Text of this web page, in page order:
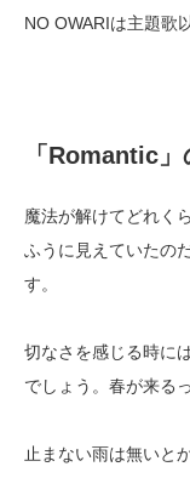
NO OWARIは主題歌
「Romantic
魔法が解けてどれく
ふうに見えていたの
す。
切なさを感じる時に
でしょう。春が来る
止まない雨は無いと